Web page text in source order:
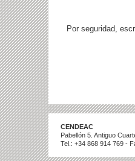
Por seguridad,
CENDEAC
Pabellón 5. Antiguo
Tel.: +34 868 914 769 -